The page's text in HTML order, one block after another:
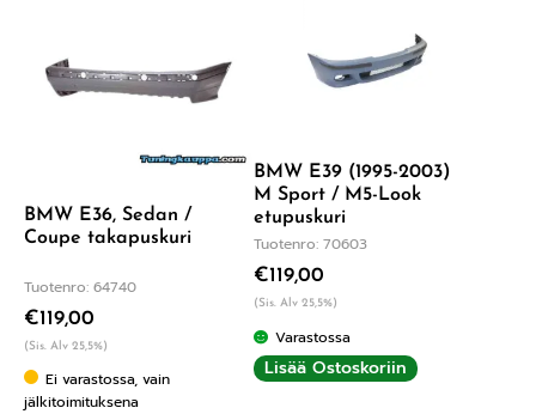
BMW E36, Sedan /
Coupe takapuskuri
Tuotenro: 64740
€119,00
(Sis. Alv 25,5%)
Ei varastossa, vain
jälkitoimituksena
BMW E39 (1995-2003)
M Sport / M5-Look
etupuskuri
Tuotenro: 70603
€119,00
(Sis. Alv 25,5%)
Varastossa
Lisää Ostoskoriin